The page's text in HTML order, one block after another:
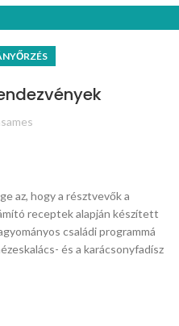
az, hogy a résztvevők a
receptek alapján készített
családi programmá
és a karácsonyfadísz